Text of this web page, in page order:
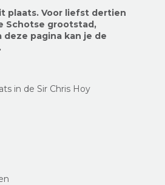
plaats. Voor liefst dertien
Schotse grootstad,
pagina kan je de
in de Sir Chris Hoy